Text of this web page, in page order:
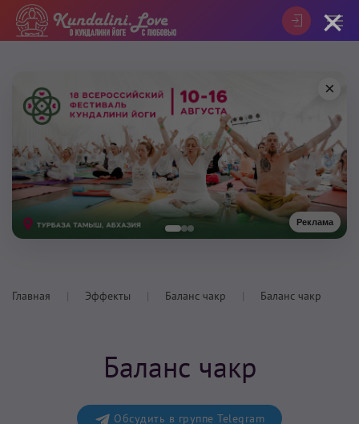
Реклама
×
Главная Эффекты Баланс чакр Баланс чакр
Баланс чакр
Обсудить в группе Telegram
×